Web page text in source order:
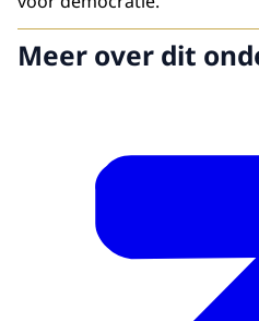
Meer over dit